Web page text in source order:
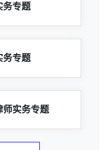
务专题
务专题
师实务专题